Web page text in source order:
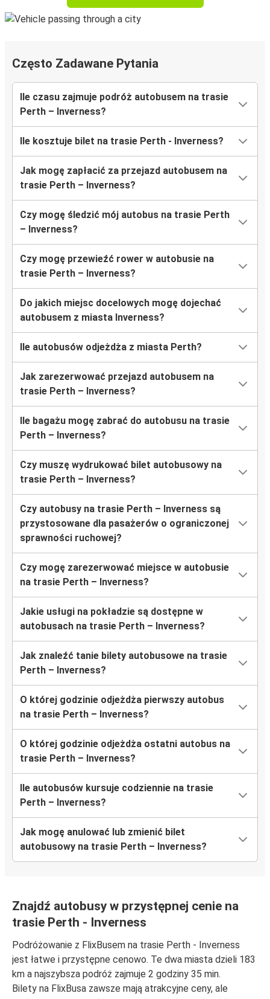
Często Zadawane Pytania
Ile czasu zajmuje podróż autobusem na trasie
Perth – Inverness?
Ile kosztuje bilet na trasie Perth - Inverness?
Jak mogę zapłacić za przejazd autobusem na
trasie Perth – Inverness?
Czy mogę śledzić mój autobus na trasie Perth
– Inverness?
Czy mogę przewieźć rower w autobusie na
trasie Perth – Inverness?
Do jakich miejsc docelowych mogę dojechać
autobusem z miasta Inverness?
Ile autobusów odjeżdża z miasta Perth?
Jak zarezerwować przejazd autobusem na
trasie Perth – Inverness?
Ile bagażu mogę zabrać do autobusu na trasie
Perth – Inverness?
Czy muszę wydrukować bilet autobusowy na
trasie Perth – Inverness?
Czy autobusy na trasie Perth – Inverness są
przystosowane dla pasażerów o ograniczonej
sprawności ruchowej?
Czy mogę zarezerwować miejsce w autobusie
na trasie Perth – Inverness?
Jakie usługi na pokładzie są dostępne w
autobusach na trasie Perth – Inverness?
Jak znaleźć tanie bilety autobusowe na trasie
Perth – Inverness?
O której godzinie odjeżdża pierwszy autobus
na trasie Perth – Inverness?
O której godzinie odjeżdża ostatni autobus na
trasie Perth – Inverness?
Ile autobusów kursuje codziennie na trasie
Perth – Inverness?
Jak mogę anulować lub zmienić bilet
autobusowy na trasie Perth – Inverness?
Znajdź autobusy w przystępnej cenie na
trasie Perth - Inverness
Podróżowanie z FlixBusem na trasie Perth - Inverness
jest łatwe i przystępne cenowo. Te dwa miasta dzieli 183
km a najszybsza podróż zajmuje 2 godziny 35 min.
Bilety na FlixBusa zawsze mają atrakcyjne ceny, ale